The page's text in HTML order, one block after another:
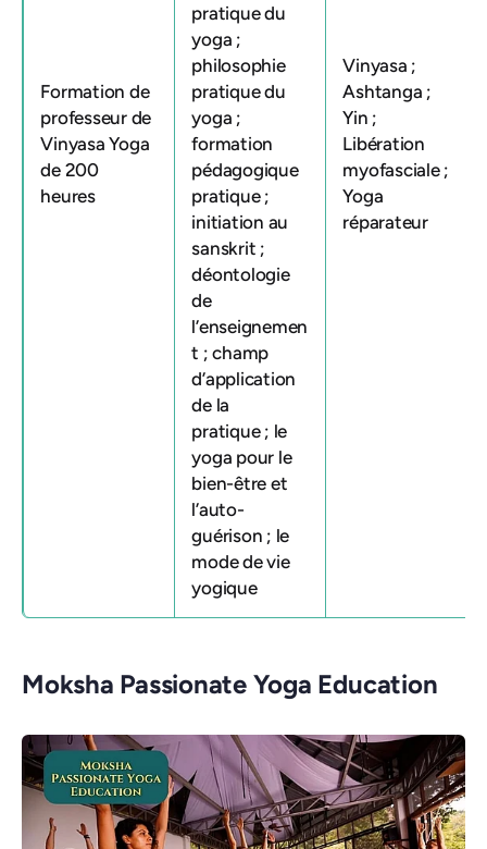
Formation de
professeur de
Vinyasa Yoga
de 200
heures
pratique du
yoga ;
philosophie
pratique du
yoga ;
formation
pédagogique
pratique ;
initiation au
sanskrit ;
déontologie
de
l’enseignemen
t ; champ
d’application
de la
pratique ; le
yoga pour le
bien-être et
l’auto-
guérison ; le
mode de vie
yogique
Vinyasa ;
Ashtanga ;
Yin ;
Libération
myofasciale ;
Yoga
réparateur
Moksha Passionate Yoga Education